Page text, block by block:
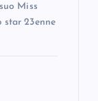
Miss
star 23enne